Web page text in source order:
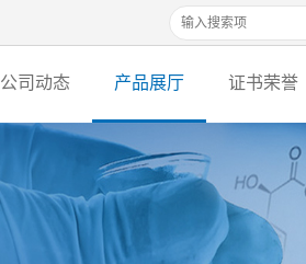
公司动态 产品展厅 证书荣誉